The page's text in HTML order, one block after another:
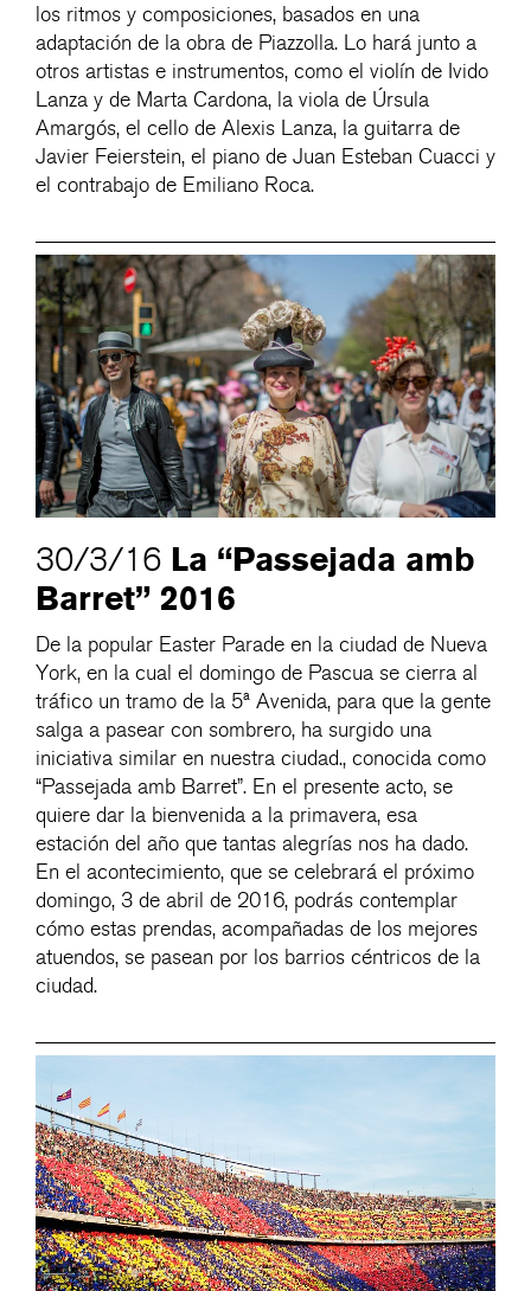
los ritmos y composiciones, basados en una
adaptación de la obra de Piazzolla. Lo hará junto a
otros artistas e instrumentos, como el violín de Ivido
Lanza y de Marta Cardona, la viola de Úrsula
Amargós, el cello de Alexis Lanza, la guitarra de
Javier Feierstein, el piano de Juan Esteban Cuacci y
el contrabajo de Emiliano Roca.
30/3/16 La “Passejada amb
Barret” 2016
De la popular Easter Parade en la ciudad de Nueva
York, en la cual el domingo de Pascua se cierra al
tráfico un tramo de la 5ª Avenida, para que la gente
salga a pasear con sombrero, ha surgido una
iniciativa similar en nuestra ciudad., conocida como
“Passejada amb Barret”. En el presente acto, se
quiere dar la bienvenida a la primavera, esa
estación del año que tantas alegrías nos ha dado.
En el acontecimiento, que se celebrará el próximo
domingo, 3 de abril de 2016, podrás contemplar
cómo estas prendas, acompañadas de los mejores
atuendos, se pasean por los barrios céntricos de la
ciudad.